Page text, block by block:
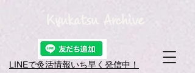
LINEで灸活情報​いち早く発信中！
Kyukatsu Archive